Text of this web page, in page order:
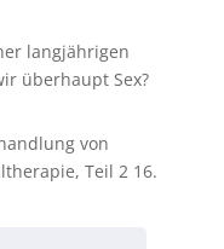
langjährigen
überhaupt Sex?
von
Teil 2 16.